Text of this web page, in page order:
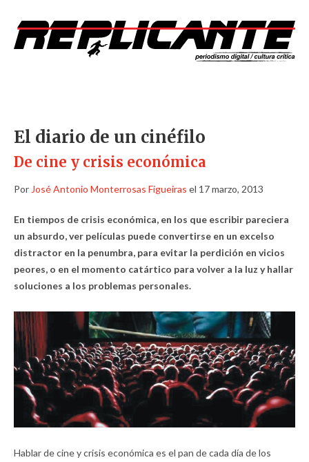
El diario de un cinéfilo
De cine y crisis económica
Por José Antonio Monterrosas Figueiras el 17 marzo, 2013
En tiempos de crisis económica, en los que escribir pareciera
un absurdo, ver películas puede convertirse en un excelso
distractor en la penumbra, para evitar la perdición en vicios
peores, o en el momento catártico para volver a la luz y hallar
soluciones a los problemas personales.
Hablar de cine y crisis económica es el pan de cada día de los